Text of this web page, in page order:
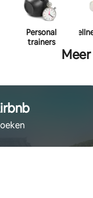
Personal
trainers